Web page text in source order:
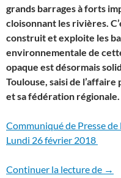
grands barrages à forts
cloisonnant les rivières.
construit et exploite les
environnementale de
opaque est désormais
Toulouse, saisi de
et sa fédération régionale.
Communiqué de Presse
Lundi 26 février 2018
Continuer la lecture de →